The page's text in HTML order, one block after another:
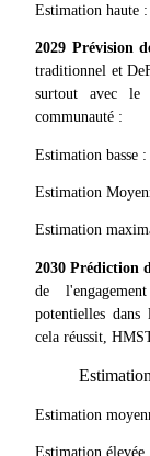
Partenaires Bitrue
Affiliés Bitrue
Jusqu'à 65
Estimation haute
2029 Prévision
traditionnel et
surtout avec le
communauté :
Estimation basse
Estimation
Estimation
2030 Prédiction
de
potentielles dans
cela réussit,
Estimation
Estimation élevée